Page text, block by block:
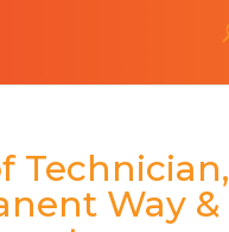
Technician,
Way &